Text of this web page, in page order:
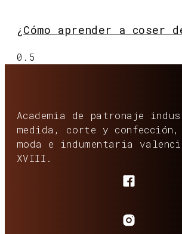
¿Cómo aprender a coser
Academia de patronaje
medida, corte y confección,
moda e indumentaria
XVIII.